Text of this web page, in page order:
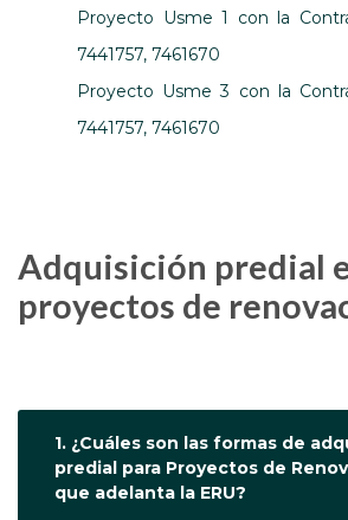
Proyecto Usme 1 con la
7441757, 7461670
Proyecto Usme 3 con la
7441757, 7461670
Adquisición predial en
proyectos de
1. ¿Cuáles son las formas de
predial para Proyectos de
que adelanta la ERU?